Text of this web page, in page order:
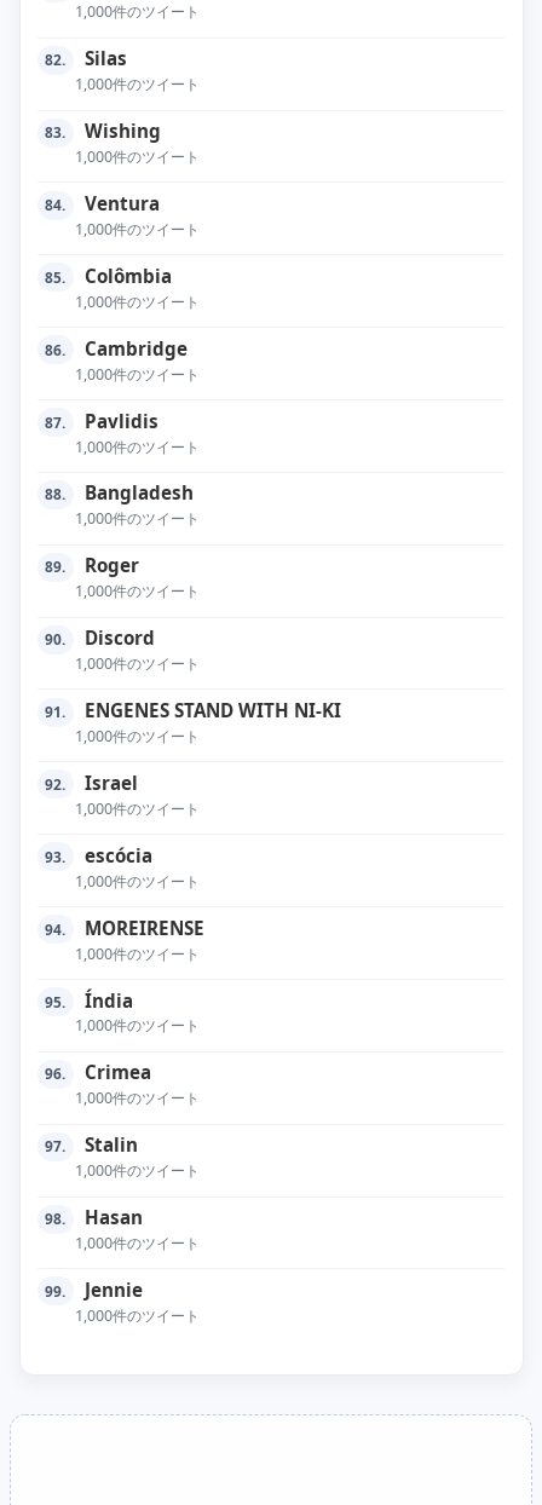
1,000件のツイート
82. Silas
1,000件のツイート
83. Wishing
1,000件のツイート
84. Ventura
1,000件のツイート
85. Colômbia
1,000件のツイート
86. Cambridge
1,000件のツイート
87. Pavlidis
1,000件のツイート
88. Bangladesh
1,000件のツイート
89. Roger
1,000件のツイート
90. Discord
1,000件のツイート
91. ENGENES STAND WITH NI-KI
1,000件のツイート
92. Israel
1,000件のツイート
93. escócia
1,000件のツイート
94. MOREIRENSE
1,000件のツイート
95. Índia
1,000件のツイート
96. Crimea
1,000件のツイート
97. Stalin
1,000件のツイート
98. Hasan
1,000件のツイート
99. Jennie
1,000件のツイート